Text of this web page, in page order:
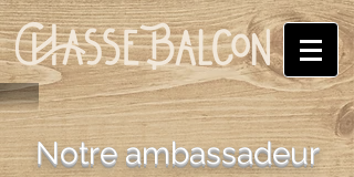
Notre ambassadeur